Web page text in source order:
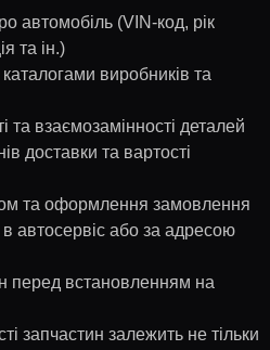
автомобіль (VIN-код, рік
та ін.)
виробників та
та взаємозамінності деталей
доставки та вартості
та оформлення замовлення
автосервіс або за адресою
перед встановленням на
запчастин залежить не тільки